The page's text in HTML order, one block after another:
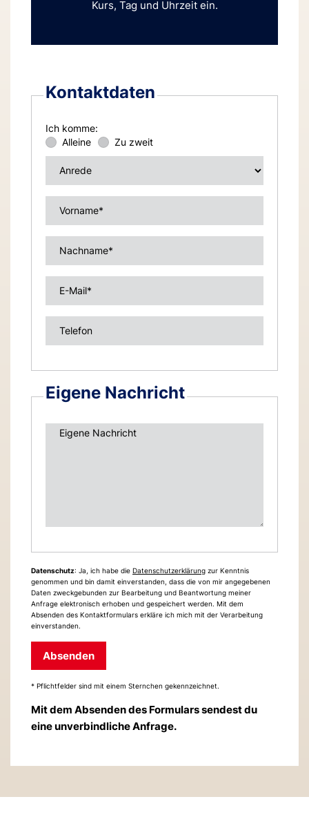
Kurs, Tag und Uhrzeit ein.
Kontaktdaten
Ich komme:
Alleine
Zu zweit
Anrede
Vorname*
Nachname*
E-Mail*
Telefon
Eigene Nachricht
Eigene Nachricht
Datenschutz: Ja, ich habe die Datenschutzerklärung zur Kenntnis
genommen und bin damit einverstanden, dass die von mir angegebenen
Daten zweckgebunden zur Bearbeitung und Beantwortung meiner
Anfrage elektronisch erhoben und gespeichert werden. Mit dem
Absenden des Kontaktformulars erkläre ich mich mit der Verarbeitung
einverstanden.
Absenden
* Pflichtfelder sind mit einem Sternchen gekennzeichnet.
Mit dem Absenden des Formulars sendest du
eine unverbindliche Anfrage.